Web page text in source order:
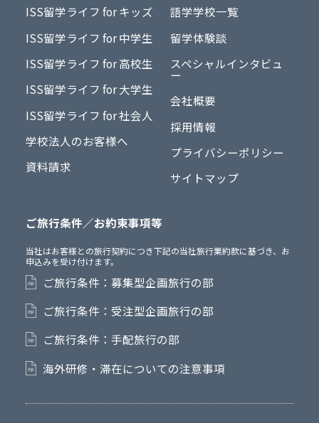
ISS留学ライフ for キッズ
ISS留学ライフ for 中学生
ISS留学ライフ for 高校生
ISS留学ライフ for 大学生
ISS留学ライフ for 社会人
学校法人のお客様へ
資料請求
語学学校一覧
留学体験談
スペシャルインタビュ
ー
会社概要
採用情報
プライバシーポリシー
サイトマップ
ご旅行条件／お約束事項等
当社はお客様との旅行契約につき下記の当社旅行業約款に基づき、お
申込みを受け付けます。
ご旅行条件：募集型企画旅行の部
ご旅行条件：受注型企画旅行の部
ご旅行条件：手配旅行の部
海外研修・滞在についての注意事項